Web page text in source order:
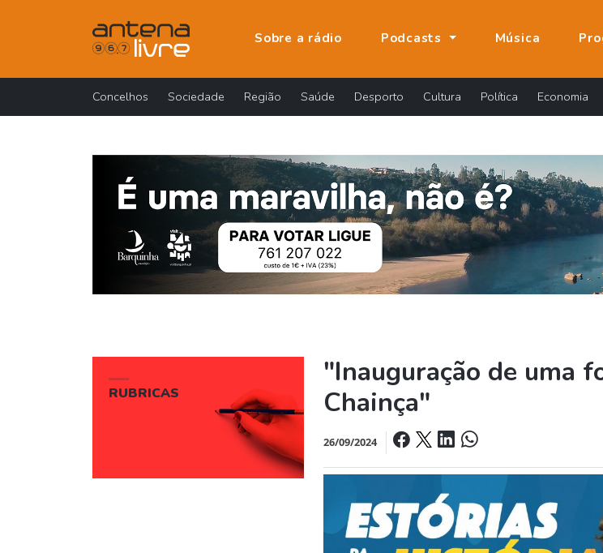
Sobre a rádio Podcasts Música
Concelhos Sociedade Região Saúde Desporto Cultura Política Economia
RUBRICAS
"Inauguração de uma
Chainça"
26/09/2024